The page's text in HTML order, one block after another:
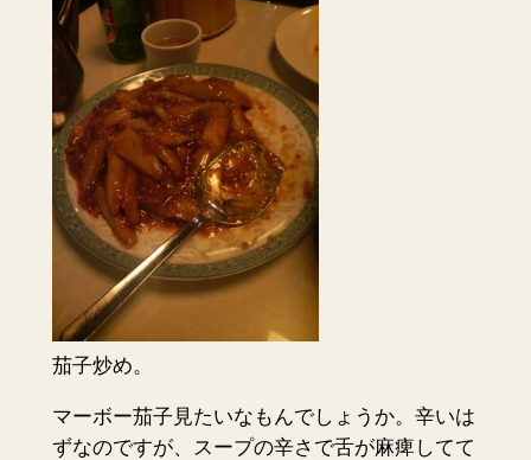
茄子炒め。
マーボー茄子見たいなもんでしょうか。辛いは
ずなのですが、スープの辛さで舌が麻痺してて